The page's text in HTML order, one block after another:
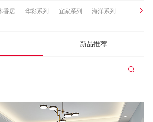
进口地板 地板配件 实木地板
香居 华彩系列 宜家系列 海洋系列
卷材系列
Original原创系列 Supreme至尊系列
新品推荐